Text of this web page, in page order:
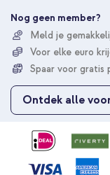
e
u
o
p
z
Nog geen member?
Meld je
Voor elke euro
Spaar voor gratis
Ontdek alle